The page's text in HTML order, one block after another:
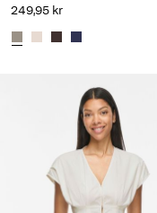
249,95 kr